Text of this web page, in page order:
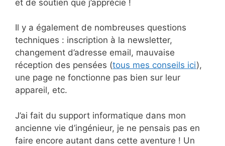
et de soutien que j’apprécie !
Il y a également de nombreuses questions
techniques : inscription à la newsletter,
changement d’adresse email, mauvaise
réception des pensées (tous mes conseils ici),
une page ne fonctionne pas bien sur leur
appareil, etc.
J’ai fait du support informatique dans mon
ancienne vie d’ingénieur, je ne pensais pas en
faire encore autant dans cette aventure ! Un